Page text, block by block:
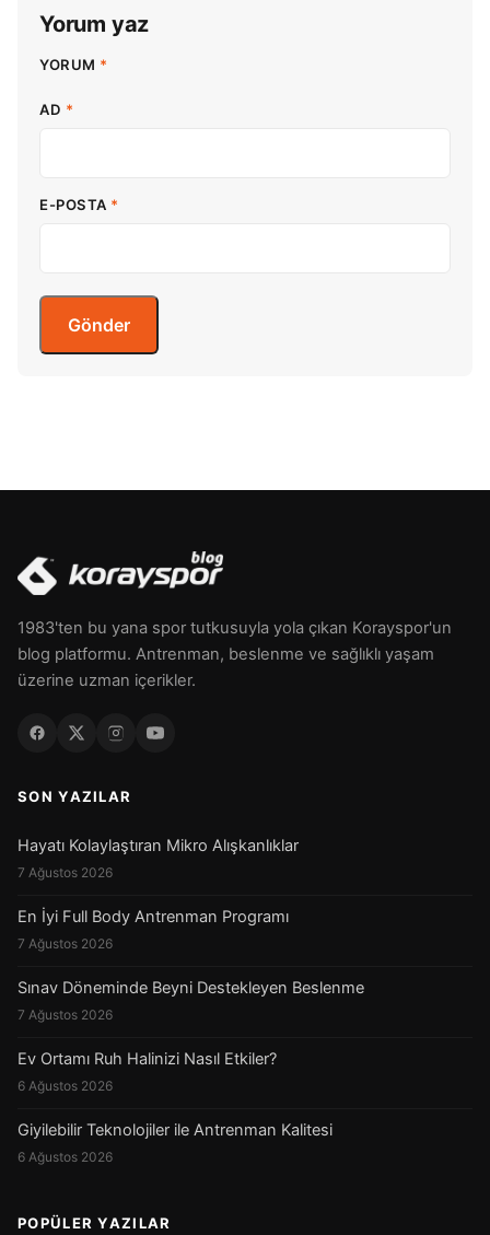
Yorum yaz
YORUM *
AD *
E-POSTA *
1983'ten bu yana spor tutkusuyla yola çıkan Korayspor'un
blog platformu. Antrenman, beslenme ve sağlıklı yaşam
üzerine uzman içerikler.
SON YAZILAR
Hayatı Kolaylaştıran Mikro Alışkanlıklar
7 Ağustos 2026
En İyi Full Body Antrenman Programı
7 Ağustos 2026
Sınav Döneminde Beyni Destekleyen Beslenme
7 Ağustos 2026
Ev Ortamı Ruh Halinizi Nasıl Etkiler?
6 Ağustos 2026
Giyilebilir Teknolojiler ile Antrenman Kalitesi
6 Ağustos 2026
POPÜLER YAZILAR